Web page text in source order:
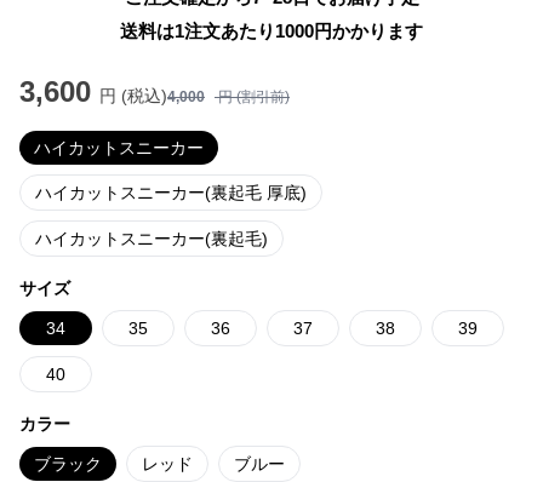
送料は1注文あたり 1000円かかります
3,600 円 (税込)4,000 円 (割引前)
ハイカットスニーカー
ハイカットスニーカー(裏起毛 厚底)
ハイカットスニーカー(裏起毛)
サイズ
34 35 36 37 38 39
40
カラー
ブラック レッド ブルー